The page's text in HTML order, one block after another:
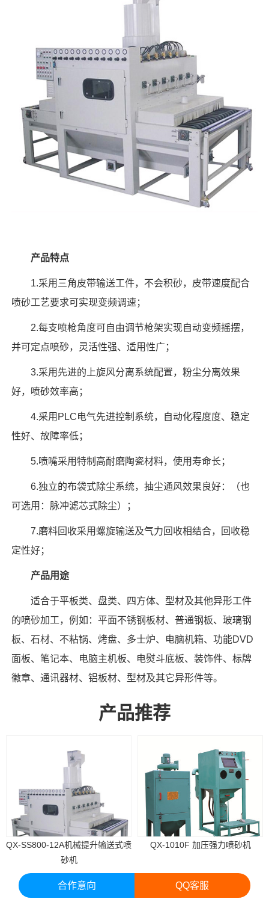
产品特点
1.采用三角皮带输送工件，不会积砂，皮带速度配合
喷砂工艺要求可实现变频调速；
2.每支喷枪角度可自由调节枪架实现自动变频摇摆，
并可定点喷砂，灵活性强、适用性广；
3.采用先进的上旋风分离系统配置，粉尘分离效果
好，喷砂效率高；
4.采用PLC电气先进控制系统，自动化程度度、稳定
性好、故障率低；
5.喷嘴采用特制高耐磨陶瓷材料，使用寿命长 ；
6.独立的布袋式除尘系统，抽尘通风效果良好：（也
可选用：脉冲滤芯式除尘）；
7.磨料回收采用螺旋输送及气力回收相结合，回收稳
定性好；
产品用途
适合于平板类、盘类、四方体、型材及其他异形工件
的喷砂加工，例如：平面不锈钢板材、普通钢板、玻璃钢
板、石材、不粘锅、烤盘、多士炉、电脑机箱、功能DVD
面板、笔记本、电脑主机板、电熨斗底板、装饰件、标牌
徽章、通讯器材、铝板材、型材及其它异形件等。
产品推荐
QX-SS800-12A机械提升输送式喷
砂机
QX-1010F 加压强力喷砂机
合作意向 QQ客服